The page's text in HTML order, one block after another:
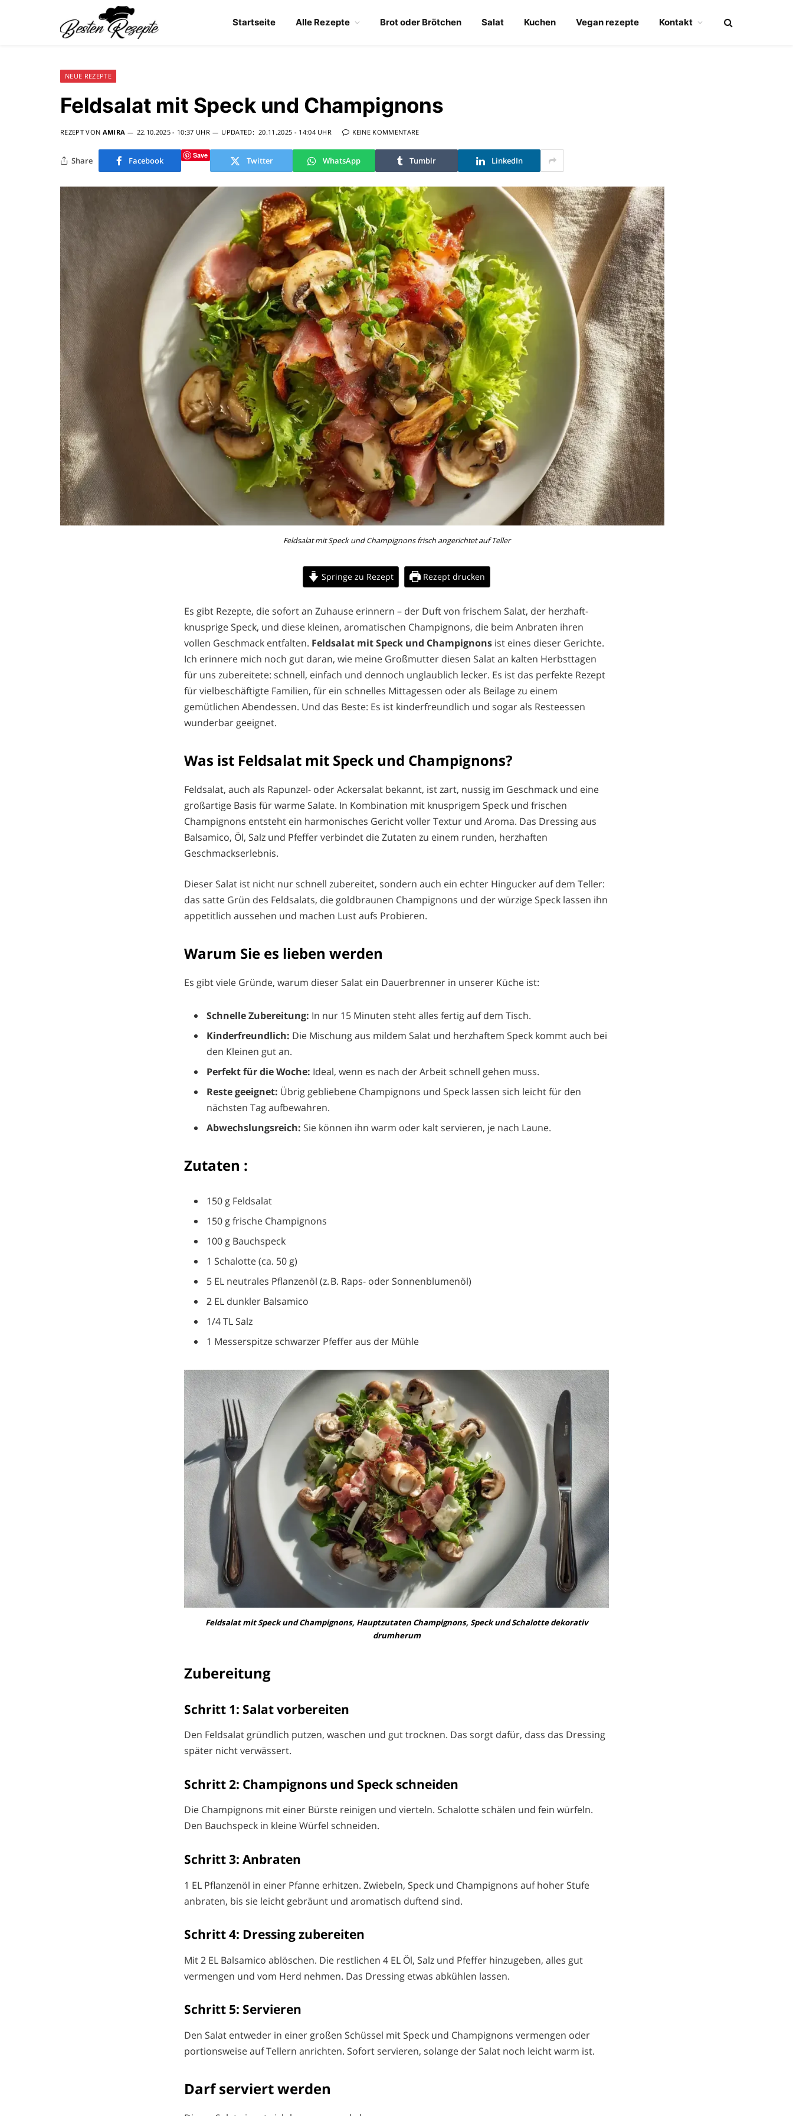
Startseite Alle Rezepte Brot oder Brötchen Salat Kuchen Vegan rezepte Kontakt
NEUE REZEPTE
Feldsalat mit Speck und Champignons
REZEPT VON AMIRA 22.10.2025 - 10:37 UHR UPDATED: 20.11.2025 - 14:04 UHR KEINE KOMMENTARE
Share Facebook Save Twitter WhatsApp Tumblr LinkedIn
Feldsalat mit Speck und Champignons frisch angerichtet auf Teller
Springe zu Rezept Rezept drucken
Es gibt Rezepte, die sofort an Zuhause erinnern – der Duft von frischem Salat, der herzhaft-
knusprige Speck, und diese kleinen, aromatischen Champignons, die beim Anbraten ihren
vollen Geschmack entfalten. Feldsalat mit Speck und Champignons ist eines dieser Gerichte.
Ich erinnere mich noch gut daran, wie meine Großmutter diesen Salat an kalten Herbsttagen
für uns zubereitete: schnell, einfach und dennoch unglaublich lecker. Es ist das perfekte Rezept
für vielbeschäftigte Familien, für ein schnelles Mittagessen oder als Beilage zu einem
gemütlichen Abendessen. Und das Beste: Es ist kinderfreundlich und sogar als Resteessen
wunderbar geeignet.
Was ist Feldsalat mit Speck und Champignons?
Feldsalat, auch als Rapunzel- oder Ackersalat bekannt, ist zart, nussig im Geschmack und eine
großartige Basis für warme Salate. In Kombination mit knusprigem Speck und frischen
Champignons entsteht ein harmonisches Gericht voller Textur und Aroma. Das Dressing aus
Balsamico, Öl, Salz und Pfeffer verbindet die Zutaten zu einem runden, herzhaften
Geschmackserlebnis.
Dieser Salat ist nicht nur schnell zubereitet, sondern auch ein echter Hingucker auf dem Teller:
das satte Grün des Feldsalats, die goldbraunen Champignons und der würzige Speck lassen ihn
appetitlich aussehen und machen Lust aufs Probieren.
Warum Sie es lieben werden
Es gibt viele Gründe, warum dieser Salat ein Dauerbrenner in unserer Küche ist:
Schnelle Zubereitung: In nur 15 Minuten steht alles fertig auf dem Tisch.
Kinderfreundlich: Die Mischung aus mildem Salat und herzhaftem Speck kommt auch bei
den Kleinen gut an.
Perfekt für die Woche: Ideal, wenn es nach der Arbeit schnell gehen muss.
Reste geeignet: Übrig gebliebene Champignons und Speck lassen sich leicht für den
nächsten Tag aufbewahren.
Abwechslungsreich: Sie können ihn warm oder kalt servieren, je nach Laune.
Zutaten :
150 g Feldsalat
150 g frische Champignons
100 g Bauchspeck
1 Schalotte (ca. 50 g)
5 EL neutrales Pflanzenöl (z. B. Raps- oder Sonnenblumenöl)
2 EL dunkler Balsamico
1/4 TL Salz
1 Messerspitze schwarzer Pfeffer aus der Mühle
Feldsalat mit Speck und Champignons, Hauptzutaten Champignons, Speck und Schalotte dekorativ
drumherum
Zubereitung
Schritt 1: Salat vorbereiten
Den Feldsalat gründlich putzen, waschen und gut trocknen. Das sorgt dafür, dass das Dressing
später nicht verwässert.
Schritt 2: Champignons und Speck schneiden
Die Champignons mit einer Bürste reinigen und vierteln. Schalotte schälen und fein würfeln.
Den Bauchspeck in kleine Würfel schneiden.
Schritt 3: Anbraten
1 EL Pflanzenöl in einer Pfanne erhitzen. Zwiebeln, Speck und Champignons auf hoher Stufe
anbraten, bis sie leicht gebräunt und aromatisch duftend sind.
Schritt 4: Dressing zubereiten
Mit 2 EL Balsamico ablöschen. Die restlichen 4 EL Öl, Salz und Pfeffer hinzugeben, alles gut
vermengen und vom Herd nehmen. Das Dressing etwas abkühlen lassen.
Schritt 5: Servieren
Den Salat entweder in einer großen Schüssel mit Speck und Champignons vermengen oder
portionsweise auf Tellern anrichten. Sofort servieren, solange der Salat noch leicht warm ist.
Darf serviert werden